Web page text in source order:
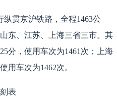
贯京沪铁路，全程1463公
东、江苏、上海三省三市。其
分，使用车次为1461次；上海
用车次为1462次。
表